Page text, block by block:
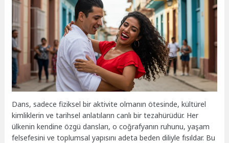
Dans, sadece fiziksel bir aktivite olmanın ötesinde, kültürel
kimliklerin ve tarihsel anlatıların canlı bir tezahürüdür. Her
ülkenin kendine özgü dansları, o coğrafyanın ruhunu, yaşam
felsefesini ve toplumsal yapısını adeta beden diliyle fısıldar. Bu